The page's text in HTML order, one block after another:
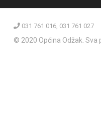
031 761 016, 031 761 027
© 2020 Općina Odžak. Sva